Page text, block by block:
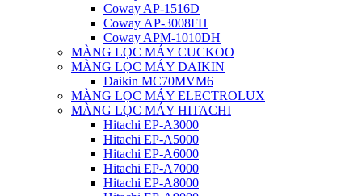
Coway AP-1516D
Coway AP-3008FH
Coway APM-1010DH
MÀNG LỌC MÁY CUCKOO
MÀNG LỌC MÁY DAIKIN
Daikin MC70MVM6
MÀNG LỌC MÁY ELECTROLUX
MÀNG LỌC MÁY HITACHI
Hitachi EP-A3000
Hitachi EP-A5000
Hitachi EP-A6000
Hitachi EP-A7000
Hitachi EP-A8000